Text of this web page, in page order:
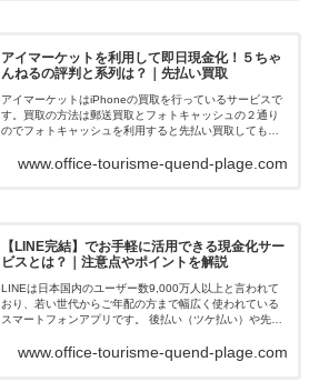
アイマーケットを利用して即日現金化！５ちゃ
んねるの評判と系列は？｜先払い買取
アイマーケットはiPhoneの買取を行っているサービスで
す。買取の方法は郵送買取とフォトキャッシュの２通り
のでフォトキャッシュを利用すると先払い買取してもら
ると、在籍確認も無く申込みの審査落...
www.office-tourisme-quend-plage.com
【LINE完結】でお手軽に活用できる現金化サー
ビスとは？｜注意点やポイントを解説
LINEは日本国内のユーザー数9,000万人以上と言われて
おり、若い世代からご年配の方まで幅広く使われている
スマートフォンアプリです。 後払い（ツケ払い）や先払
込や審査が完結できる」業者...
www.office-tourisme-quend-plage.com